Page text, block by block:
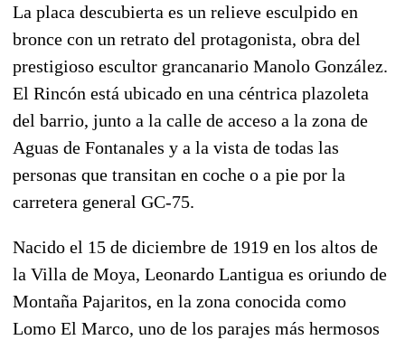
La placa descubierta es un relieve esculpido en
bronce con un retrato del protagonista, obra del
prestigioso escultor grancanario Manolo González.
El Rincón está ubicado en una céntrica plazoleta
del barrio, junto a la calle de acceso a la zona de
Aguas de Fontanales y a la vista de todas las
personas que transitan en coche o a pie por la
carretera general GC-75.
Nacido el 15 de diciembre de 1919 en los altos de
la Villa de Moya, Leonardo Lantigua es oriundo de
Montaña Pajaritos, en la zona conocida como
Lomo El Marco, uno de los parajes más hermosos